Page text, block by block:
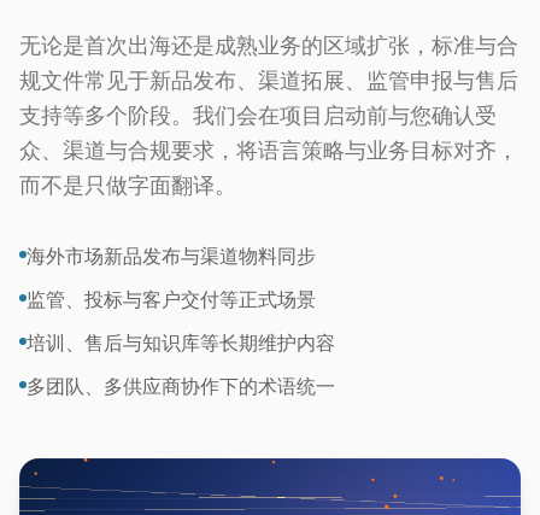
无论是首次出海还是成熟业务的区域扩张，标准与合
规文件常见于新品发布、渠道拓展、监管申报与售后
支持等多个阶段。我们会在项目启动前与您确认受
众、渠道与合规要求，将语言策略与业务目标对齐，
而不是只做字面翻译。
海外市场新品发布与渠道物料同步
监管、投标与客户交付等正式场景
培训、售后与知识库等长期维护内容
多团队、多供应商协作下的术语统一